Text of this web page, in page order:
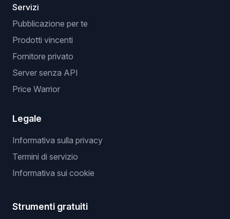
Servizi
Pubblicazione per te
Prodotti vincenti
Fornitore privato
Server senza API
Price Warrior
Legale
Informativa sulla privacy
Termini di servizio
Informativa sui cookie
Strumenti gratuiti